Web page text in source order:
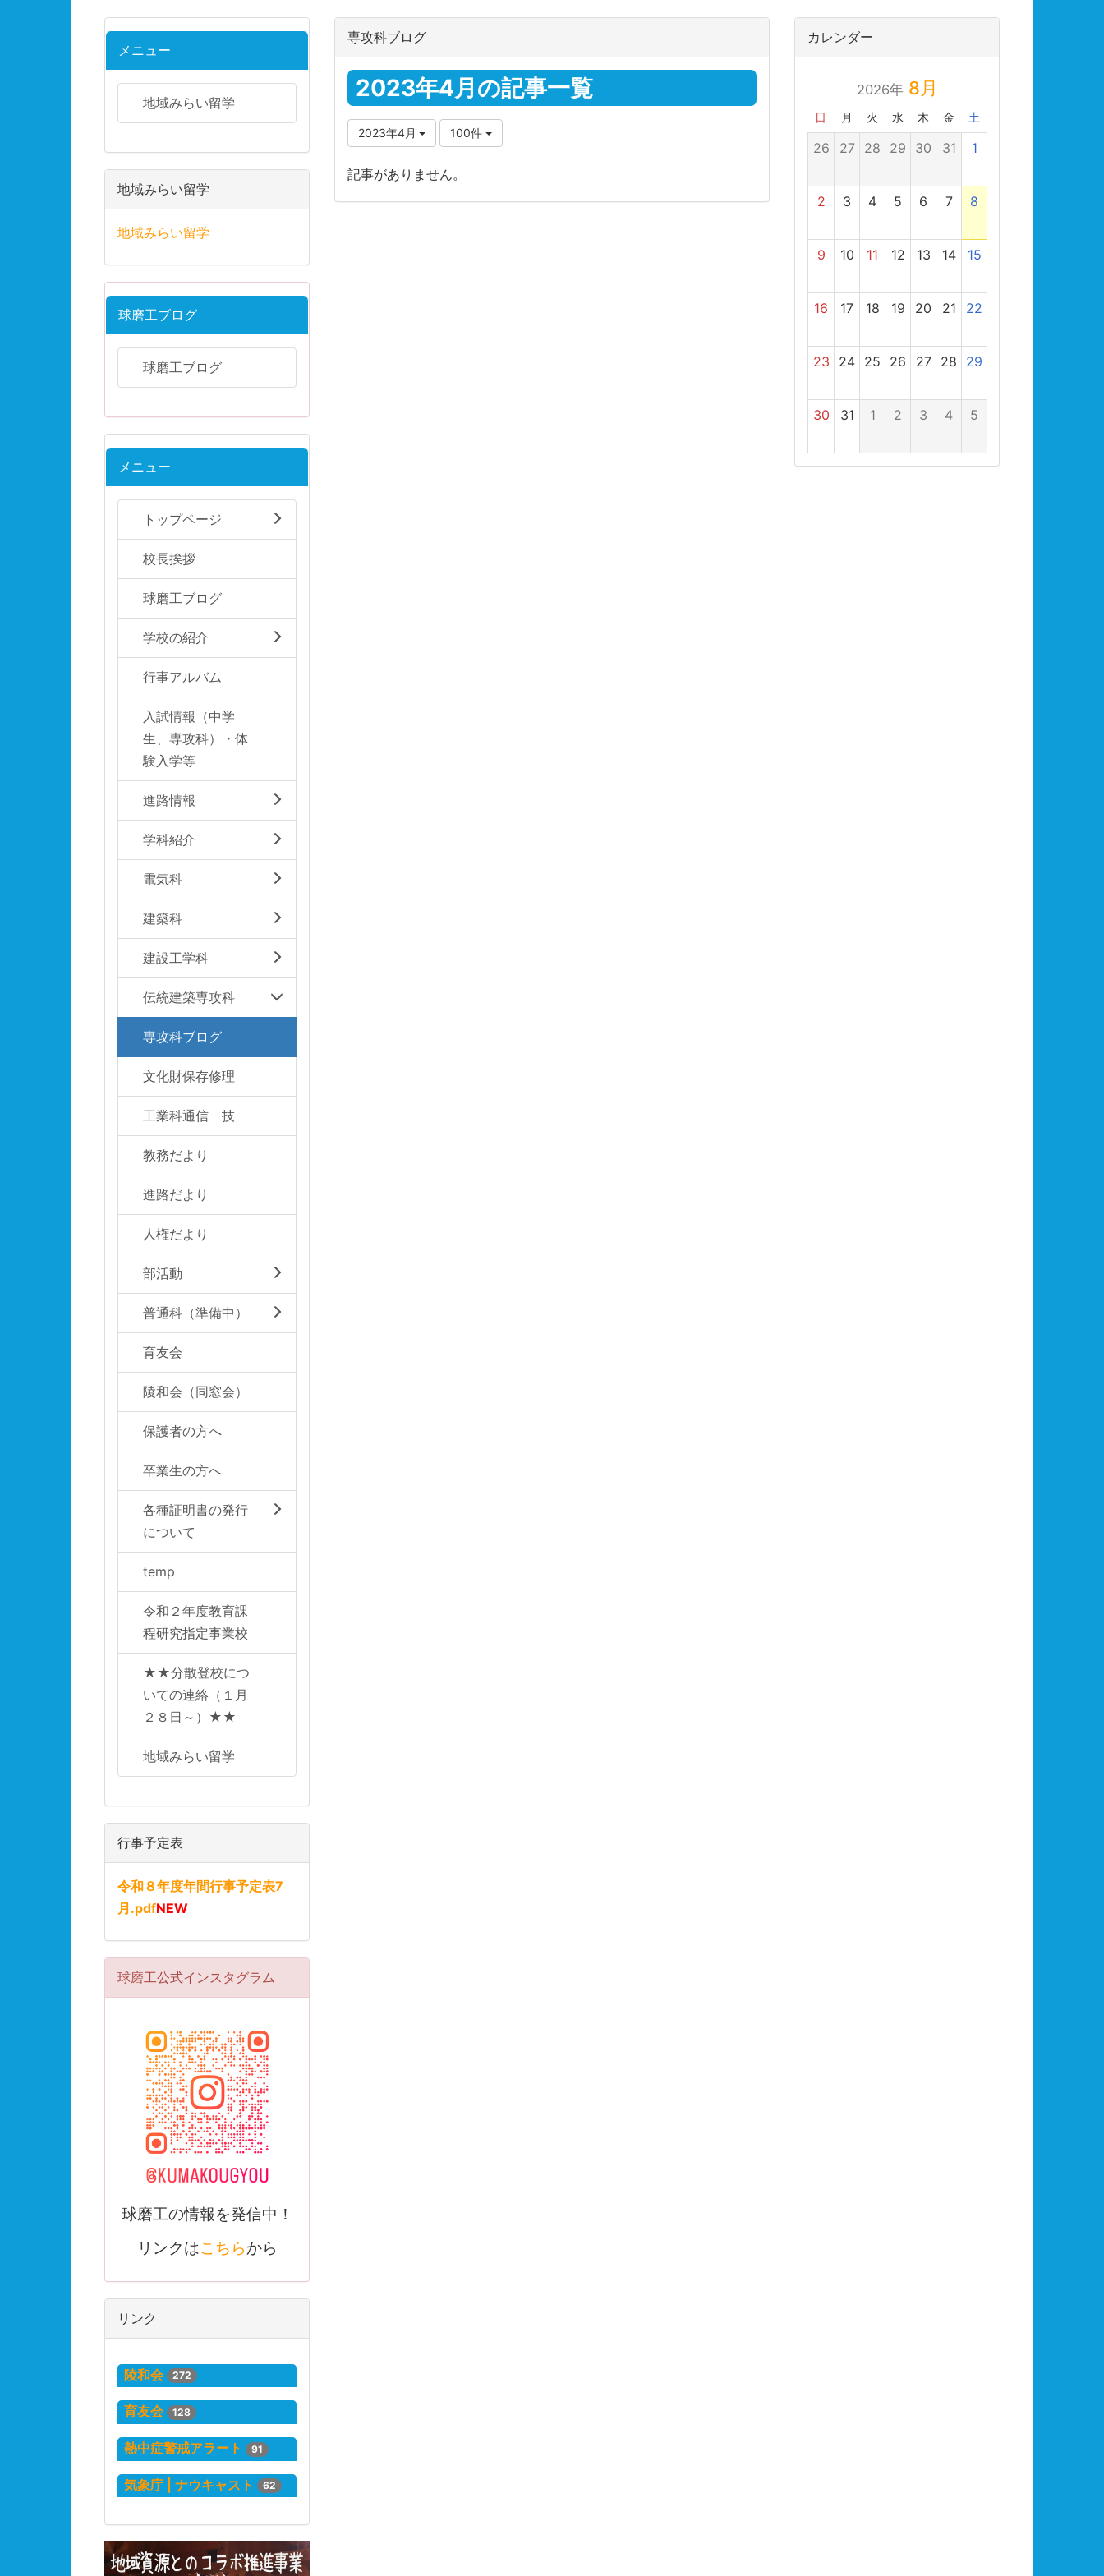
専攻科ブログ
2023年4月の記事一覧
2023年4月 100件
記事がありません。
メニュー
地域みらい留学
地域みらい留学
地域みらい留学
球磨工ブログ
球磨工ブログ
メニュー
トップページ
校長挨拶
球磨工ブログ
学校の紹介
行事アルバム
入試情報（中学
生、専攻科）・体
験入学等
進路情報
学科紹介
電気科
建築科
建設工学科
伝統建築専攻科
専攻科ブログ
文化財保存修理
工業科通信 技
教務だより
進路だより
人権だより
部活動
普通科（準備中）
育友会
陵和会（同窓会）
保護者の方へ
卒業生の方へ
各種証明書の発行
について
temp
令和２年度教育課
程研究指定事業校
★★分散登校につ
いての連絡（１月
２８日～）★★
地域みらい留学
行事予定表
令和８年度年間行事予定表7
月.pdfNEW
球磨工公式インスタグラム
球磨工の情報を発信中！
リンクはこちらから
リンク
陵和会 272
育友会 128
熱中症警戒アラート 91
気象庁 | ナウキャスト 62
カレンダー
2026年8月
日 月 火 水 木 金 土
26 27 28 29 30 31 1
2 3 4 5 6 7 8
9 10 11 12 13 14 15
16 17 18 19 20 21 22
23 24 25 26 27 28 29
30 31 1 2 3 4 5